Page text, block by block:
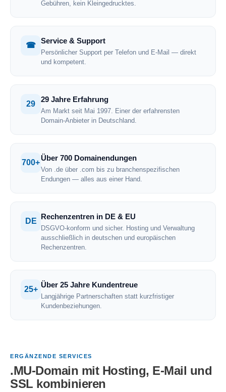
Gebühren, kein Kleingedrucktes.
☎
Service & Support
Persönlicher Support per Telefon und E-Mail — direkt
und kompetent.
29
29 Jahre Erfahrung
Am Markt seit Mai 1997. Einer der erfahrensten
Domain-Anbieter in Deutschland.
700+
Über 700 Domainendungen
Von .de über .com bis zu branchenspezifischen
Endungen — alles aus einer Hand.
DE
Rechenzentren in DE & EU
DSGVO-konform und sicher. Hosting und Verwaltung
ausschließlich in deutschen und europäischen
Rechenzentren.
25+
Über 25 Jahre Kundentreue
Langjährige Partnerschaften statt kurzfristiger
Kundenbeziehungen.
ERGÄNZENDE SERVICES
.MU-Domain mit Hosting, E-Mail und
SSL kombinieren